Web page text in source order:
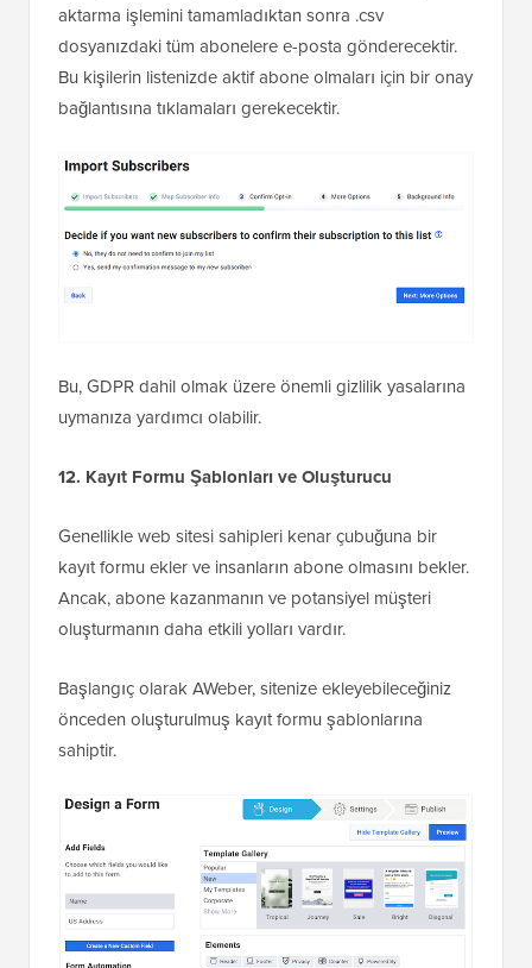
aktarma işlemini tamamladıktan sonra .csv
dosyanızdaki tüm abonelere e-posta gönderecektir.
Bu kişilerin listenizde aktif abone olmaları için bir onay
bağlantısına tıklamaları gerekecektir.
Bu, GDPR dahil olmak üzere önemli gizlilik yasalarına
uymanıza yardımcı olabilir.
12. Kayıt Formu Şablonları ve Oluşturucu
Genellikle web sitesi sahipleri kenar çubuğuna bir
kayıt formu ekler ve insanların abone olmasını bekler.
Ancak, abone kazanmanın ve potansiyel müşteri
oluşturmanın daha etkili yolları vardır.
Başlangıç olarak AWeber, sitenize ekleyebileceğiniz
önceden oluşturulmuş kayıt formu şablonlarına
sahiptir.